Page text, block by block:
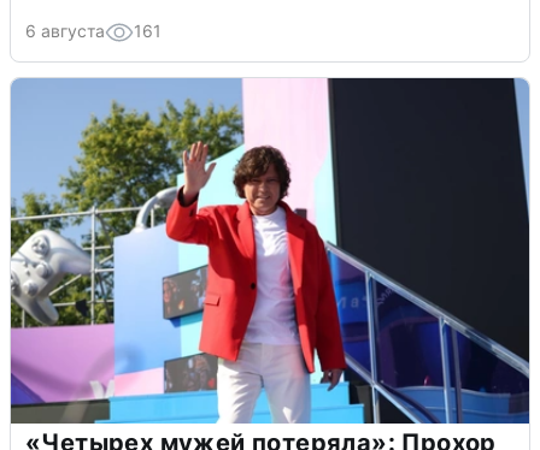
6 августа 161
«Четырех мужей потеряла»: Прохор